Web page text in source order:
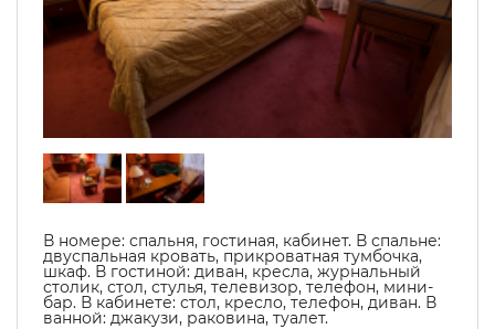
В номере: спальня, гостиная, кабинет. В спальне:
двуспальная кровать, прикроватная тумбочка,
шкаф. В гостиной: диван, кресла, журнальный
столик, стол, стулья, телевизор, телефон, мини-
бар. В кабинете: стол, кресло, телефон, диван. В
ванной: джакузи, раковина, туалет.